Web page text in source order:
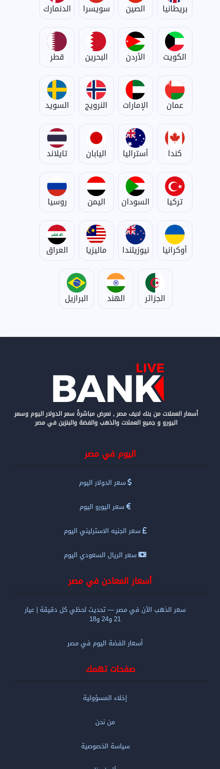
بريطانيا الصين سويسرا الدنمارك
الكويت الأردن البحرين قطر
عمان الإمارات النرويج السويد
كندا أستراليا اليابان تايلاند
تركيا السودان اليمن روسيا
أوكرانيا نيوزيلندا ماليزيا العراق
الجزائر الهند البرازيل
أسعار العملات من بنك لايف مصر , نعرض مباشرةً سعر الدولار اليوم وسعر
اليورو و جميع العملات والذهب والفضة والبنزين في مصر
اليوم في مصر
سعر الدولار اليوم
سعر اليورو اليوم
سعر الجنيه الاسترليني اليوم
سعر الريال السعودي اليوم
أسعار المعادن في مصر
سعر الذهب الآن في مصر — تحديث لحظي كل دقيقة | عيار
21 و24 و18
أسعار الفضة اليوم في مصر
صفحات تهمك
إخلاء المسؤولية
من نحن
سياسة الخصوصية